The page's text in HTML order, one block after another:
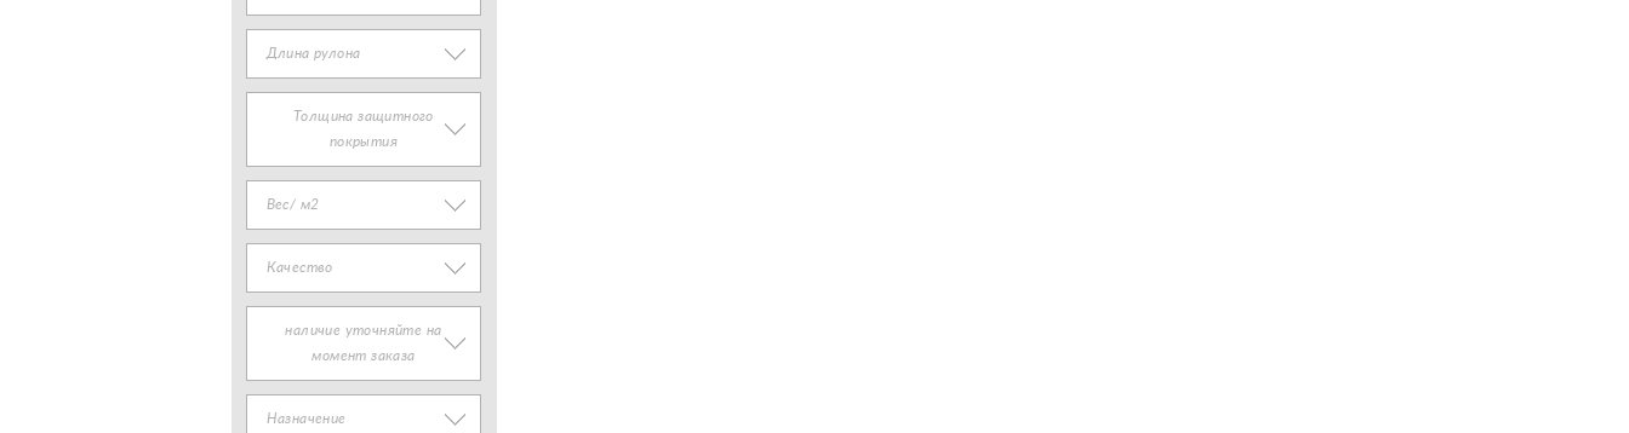
Длина рулона
Толщина защитного
покрытия
Вес/ м2
Качество
наличие уточняйте на
момент заказа
Назначение